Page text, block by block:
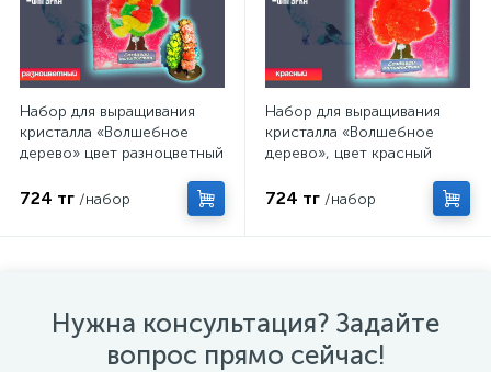
Набор для выращивания
кристалла «Волшебное
дерево» цвет разноцветный
724 тг /набор
Набор для выращивания
кристалла «Волшебное
дерево», цвет красный
724 тг /набор
Нужна консультация? Задайте
вопрос прямо сейчас!